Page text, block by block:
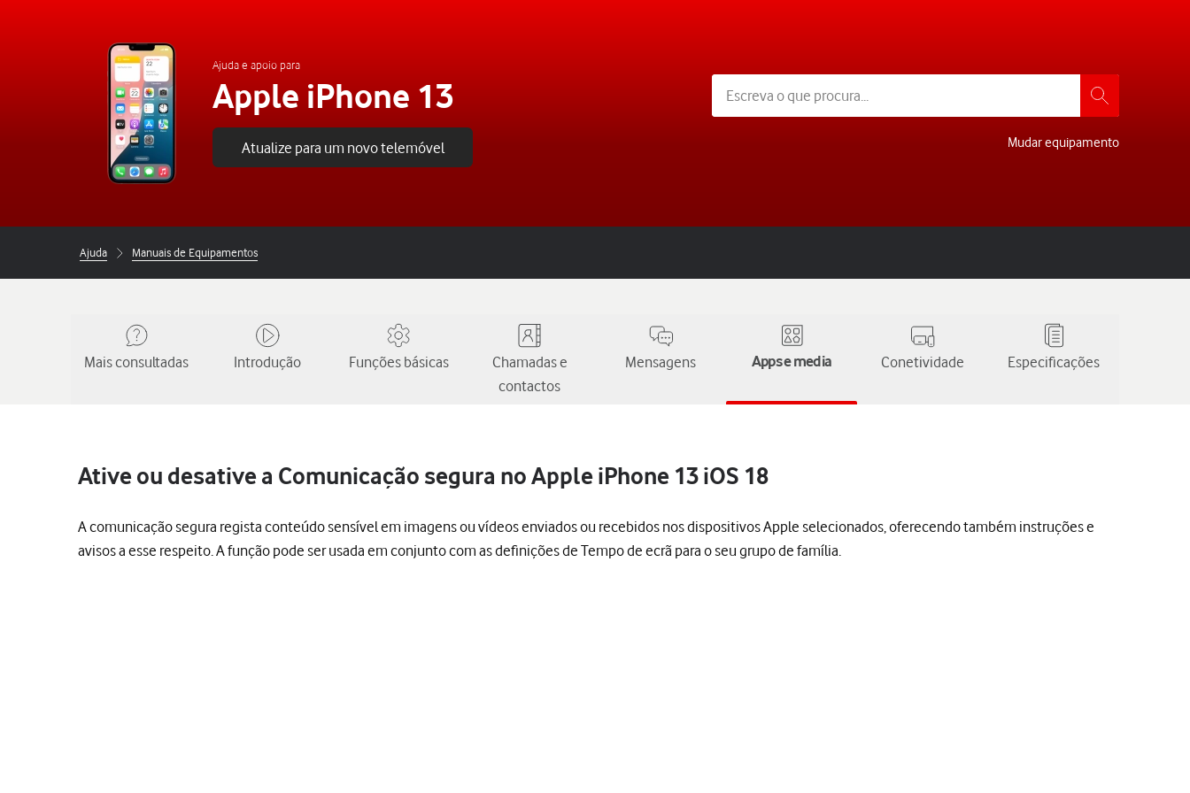
Ajuda e apoio para
Apple iPhone 13
Atualize para um novo telemóvel Mudar equipamento
Ajuda Manuais de Equipamentos
Mais consultadas Introdução Funções básicas
Chamadas e
contactos
Mensagens Apps e media Conetividade Especificações
Ative ou desative a Comunicação segura no Apple iPhone 13 iOS 18
A comunicação segura regista conteúdo sensível em imagens ou vídeos enviados ou recebidos nos dispositivos Apple selecionados, oferecendo também instruções e
avisos a esse respeito. A função pode ser usada em conjunto com as definições de Tempo de ecrã para o seu grupo de família.